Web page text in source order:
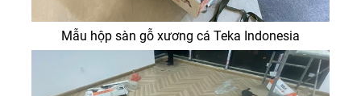
Mẫu hộp sàn gỗ xương cá Teka Indonesia